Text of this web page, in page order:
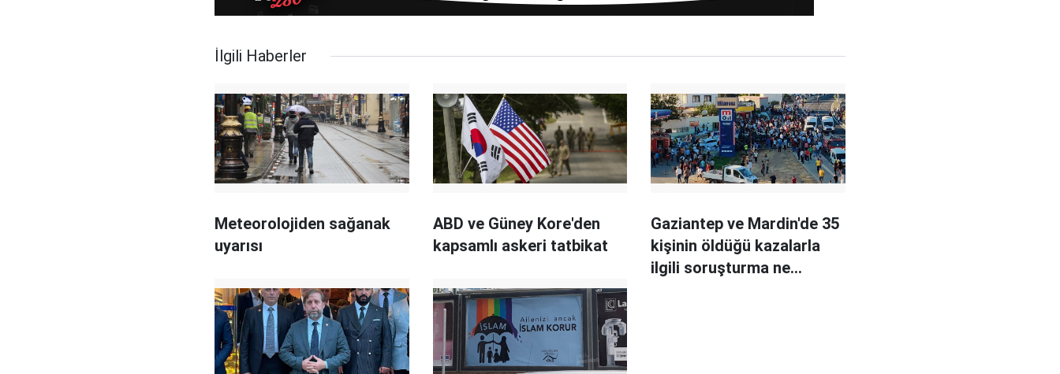
İlgili Haberler
Meteorolojiden sağanak
uyarısı
ABD ve Güney Kore'den
kapsamlı askeri tatbikat
Gaziantep ve Mardin'de 35
kişinin öldüğü kazalarla
ilgili soruşturma ne